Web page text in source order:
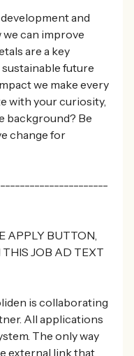
and
can improve
are a key
future
we make every
with your curiosity,
background? Be
change for
APPLY BUTTON,
JOB AD TEXT
is collaborating
All applications
The only way
external link that